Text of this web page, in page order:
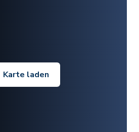
Karte laden